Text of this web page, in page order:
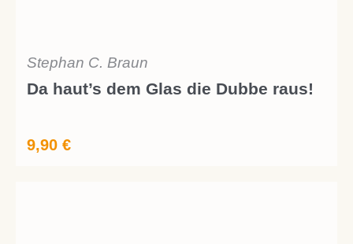
Stephan C. Braun
Da haut’s dem Glas die Dubbe raus!
9,90 €